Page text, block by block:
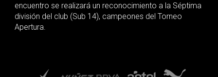
encuentro se realizará un reconocimiento a la Séptima
división del club (Sub 14), campeones del Torneo
Apertura.